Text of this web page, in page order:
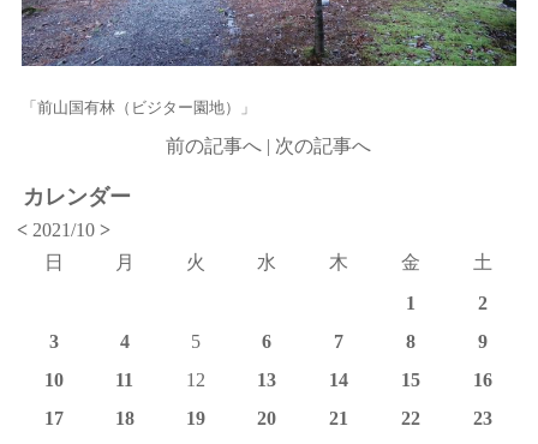
「前山国有林（ビジター園地）」
前の記事へ | 次の記事へ
カレンダー
< 2021/10>
日
月 火 水 木 金
土
1
2
3
4 5 6 7 8
9
10
11 12 13 14 15
16
17
18 19 20 21 22
23